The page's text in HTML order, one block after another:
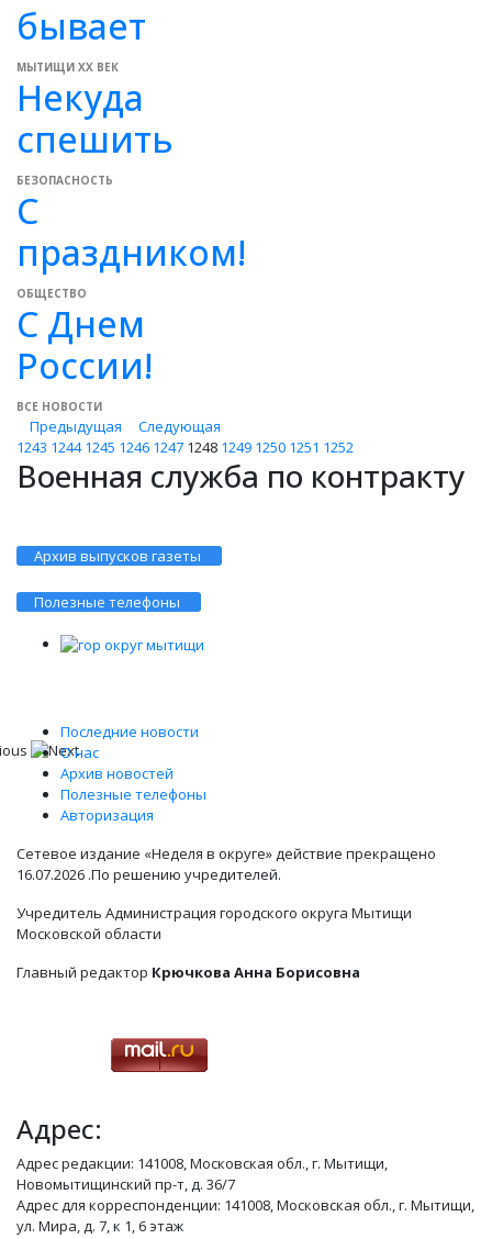
бывает
МЫТИЩИ XX ВЕК
Некуда
спешить
БЕЗОПАСНОСТЬ
С
праздником!
ОБЩЕСТВО
С Днем
России!
ВСЕ НОВОСТИ
Предыдущая
Следующая
1243 1244 1245 1246 1247 1248 1249 1250 1251 1252
Военная служба по контракту
Архив выпусков газеты
Полезные телефоны
Последние новости
О нас
Архив новостей
Полезные телефоны
Авторизация
Сетевое издание «Неделя в округе» действие прекращено
16.07.2026 .По решению учредителей.
Учредитель Администрация городского округа Мытищи
Московской области
Главный редактор Крючкова Анна Борисовна
Адрес:
Адрес редакции: 141008, Московская обл., г. Мытищи,
Новомытищинский пр-т, д. 36/7
Адрес для корреспонденции: 141008, Московская обл., г. Мытищи,
ул. Мира, д. 7, к 1, 6 этаж